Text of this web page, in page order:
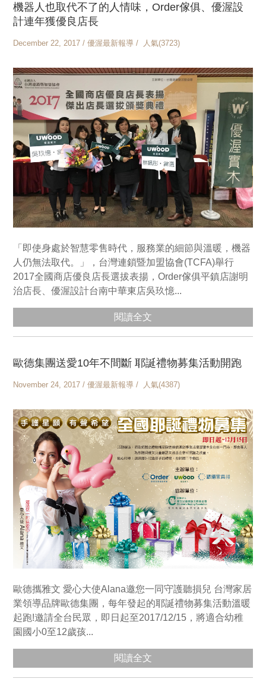
機器人也取代不了的人情味，Order傢俱、優渥設
計連年獲優良店長
December 22, 2017 / 優渥最新報導 / 人氣(3723)
「即使身處於智慧零售時代，服務業的細節與溫暖，機器
人仍無法取代。」，台灣連鎖暨加盟協會(TCFA)舉行
2017全國商店優良店長選拔表揚，Order傢俱平鎮店謝明
治店長、優渥設計台南中華東店吳玖憶...
閱讀全文
歐德集團送愛10年不間斷 耶誕禮物募集活動開跑
November 24, 2017 / 優渥最新報導 / 人氣(4387)
歐德攜雅文 愛心大使Alana邀您一同守護聽損兒 台灣家居
業領導品牌歐德集團，每年發起的耶誕禮物募集活動溫暖
起跑!邀請全台民眾，即日起至2017/12/15，將適合幼稚
園國小0至12歲孩...
閱讀全文